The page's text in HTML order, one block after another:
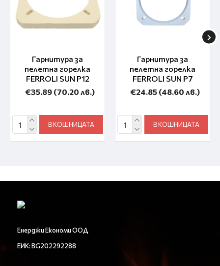
Гарнитура за
пелетна горелка
FERROLI SUN P12
€35.89 (70.20 лв.)
В КОШНИЦАТА
Гарнитура за
пелетна горелка
FERROLI SUN P7
€24.85 (48.60 лв.)
В КОШНИЦАТА
Енерджи Економи ООД
ЕИК: BG202292288